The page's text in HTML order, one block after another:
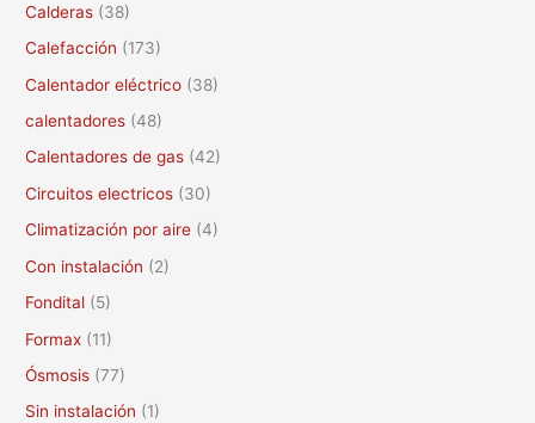
o
r
:
Calderas (38)
Calefacción (173)
Calentador eléctrico (38)
calentadores (48)
Calentadores de gas (42)
Circuitos electricos (30)
Climatización por aire (4)
Con instalación (2)
Fondital (5)
Formax (11)
Ósmosis (77)
Sin instalación (1)